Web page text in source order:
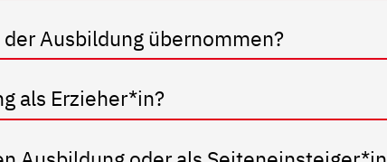
Ausbildung übernommen?
als Erzieher*in?